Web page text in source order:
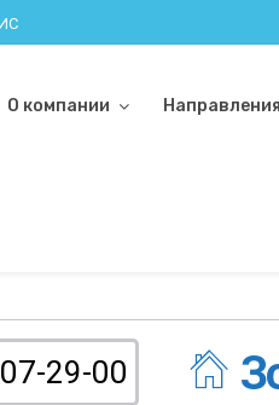
О компании Направления
29-00